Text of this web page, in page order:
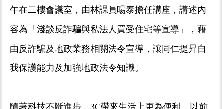
午在二樓會議室，由林課員暘泰擔任講座，講述內
容為「淺談反詐騙與私法人買受住宅等宣導」，藉
由反詐騙及地政業務相關法令宣導，讓同仁提昇自
我保護能力及加強地政法令知識。
隨著科技不斷進步，3C帶來生活上更為便利，以前